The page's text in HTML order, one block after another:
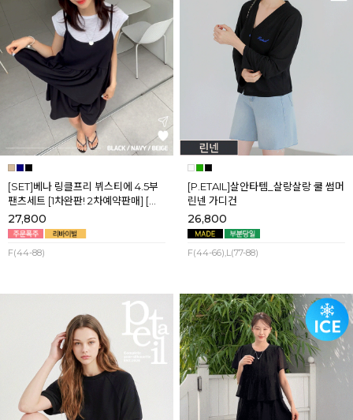
[SET]베나 링클프리 뷔스티에 4.5부
팬츠세트 [1차완판! 2차예약판매] [네
이비,블랙] 8월셋째주 순차배송
27,800
F(44-88)
[P.ETAIL]살안타템_살랑살랑 쿨 썸머
린넨 가디건
26,800
F(44-66),L(77-88)